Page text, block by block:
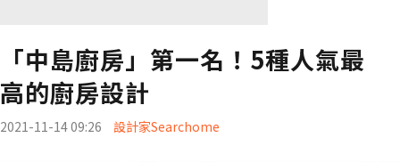
「中島廚房」第一名！5種人氣最
高的廚房設計
2021-11-14 09:26 設計家Searchome